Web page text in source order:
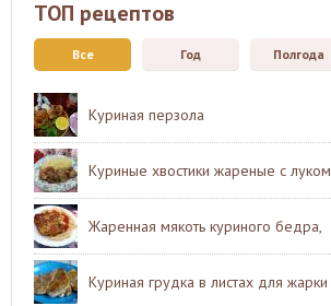
ТОП рецептов
Все Год Полгода
Куриная перзола
Куриные хвостики жареные с луком
Жаренная мякоть куриного бедра,
Куриная грудка в листах для жарки